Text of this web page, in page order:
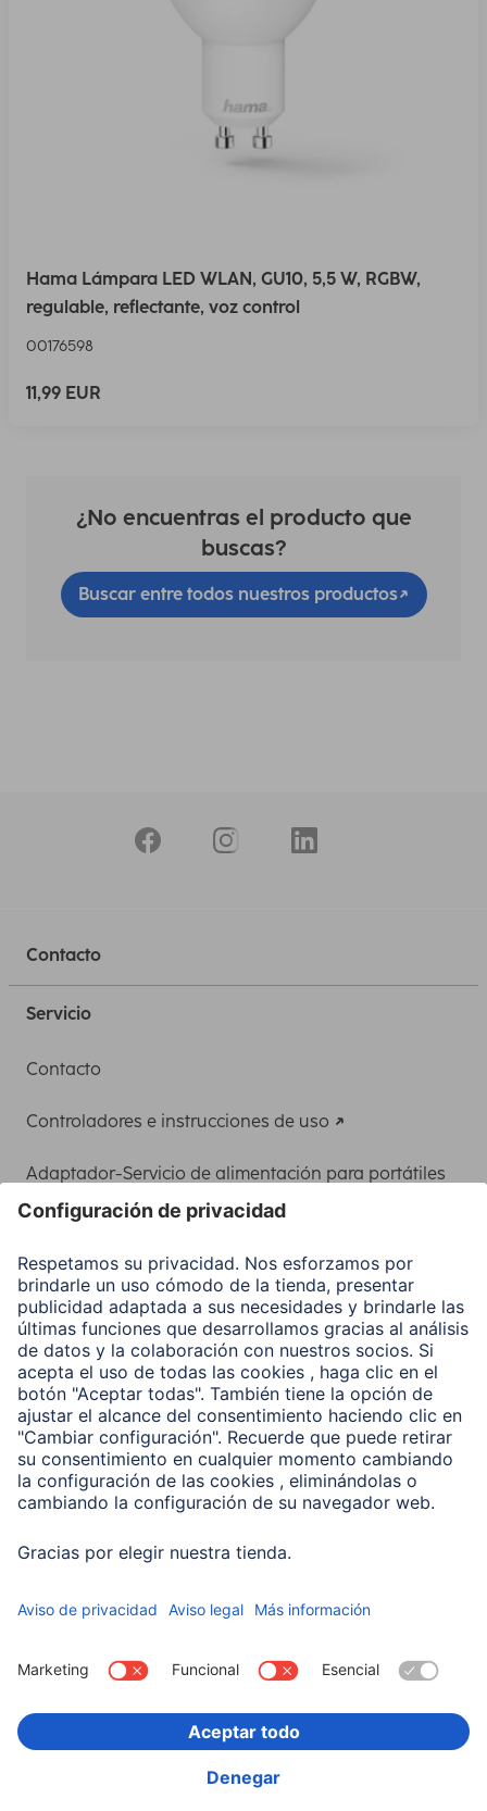
Hama Lámpara LED WLAN, GU10, 5,5 W, RGBW,
regulable, reflectante, voz control
00176598
11,99 EUR
¿No encuentras el producto que
buscas?
Buscar entre todos nuestros productos
Contacto
Servicio
Contacto
Controladores e instrucciones de uso
Adaptador-Servicio de alimentación para portátiles
Clientes online
Conviértete en distribuidor
Compañía
Historia de la empresa
Hama en todo el Mundo
Sostenibilidad
Business-Portal
Escoger Pais